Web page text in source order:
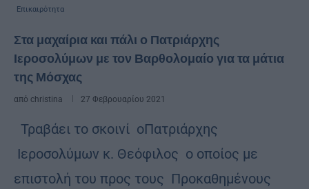
Επικαιρότητα
Στα μαχαίρια και πάλι ο Πατριάρχης
Ιεροσολύμων με τον Βαρθολομαίο για τα μάτια
της Μόσχας
από christina 27 Φεβρουαρίου 2021
Τραβάει το σκοινί οΠατριάρχης
Ιεροσολύμων κ. Θεόφιλος ο οποίος με
επιστολή του προς τους Προκαθημένους